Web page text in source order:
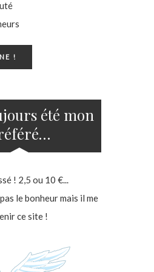
été mon
! 2,5 ou 10 €...
le bonheur mais il me
ce site !